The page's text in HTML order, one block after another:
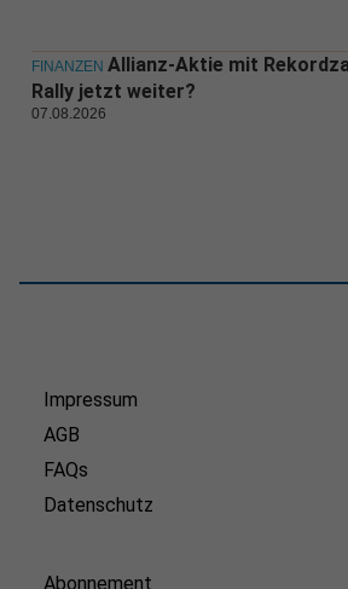
FINANZEN Allianz-Aktie mit
Rally jetzt weiter?
07.08.2026
Impressum
AGB
FAQs
Datenschutz
Abonnement